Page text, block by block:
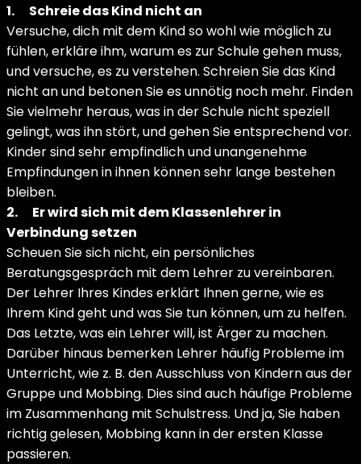
1. Schreie das Kind nicht an
Versuche, dich mit dem Kind so wohl wie möglich zu
fühlen, erkläre ihm, warum es zur Schule gehen muss,
und versuche, es zu verstehen. Schreien Sie das Kind
nicht an und betonen Sie es unnötig noch mehr. Finden
Sie vielmehr heraus, was in der Schule nicht speziell
gelingt, was ihn stört, und gehen Sie entsprechend vor.
Kinder sind sehr empfindlich und unangenehme
Empfindungen in ihnen können sehr lange bestehen
bleiben.
2. Er wird sich mit dem Klassenlehrer in
Verbindung setzen
Scheuen Sie sich nicht, ein persönliches
Beratungsgespräch mit dem Lehrer zu vereinbaren.
Der Lehrer Ihres Kindes erklärt Ihnen gerne, wie es
Ihrem Kind geht und was Sie tun können, um zu helfen.
Das Letzte, was ein Lehrer will, ist Ärger zu machen.
Darüber hinaus bemerken Lehrer häufig Probleme im
Unterricht, wie z. B. den Ausschluss von Kindern aus der
Gruppe und Mobbing. Dies sind auch häufige Probleme
im Zusammenhang mit Schulstress. Und ja, Sie haben
richtig gelesen, Mobbing kann in der ersten Klasse
passieren.